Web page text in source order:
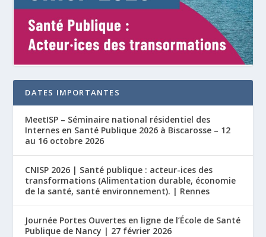
DATES IMPORTANTES
MeetISP – Séminaire national résidentiel des
Internes en Santé Publique 2026 à Biscarosse – 12
au 16 octobre 2026
CNISP 2026 | Santé publique : acteur-ices des
transformations (Alimentation durable, économie
de la santé, santé environnement). | Rennes
Journée Portes Ouvertes en ligne de l’École de Santé
Publique de Nancy | 27 février 2026